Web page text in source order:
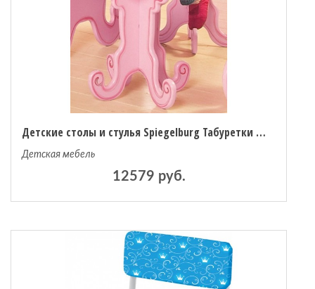
Детские столы и стулья Spiegelburg Табуретки Prinzessin
Детская мебель
12579 руб.